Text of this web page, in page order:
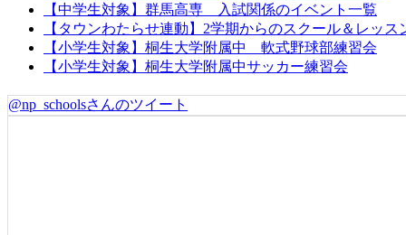
【中学生対象】群馬高専 入試関係のイベント一覧
【タウンわたらせ連動】2学期からのスクール＆レッ
【小学生対象】桐生大学附属中 軟式野球部練習会
【小学生対象】桐生大学附属中サッカー練習会
@np_schoolsさんのツイート